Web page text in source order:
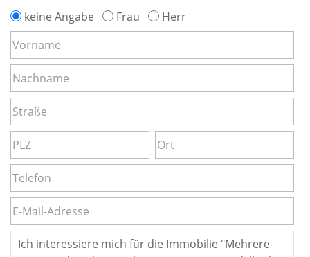
keine Angabe Frau Herr